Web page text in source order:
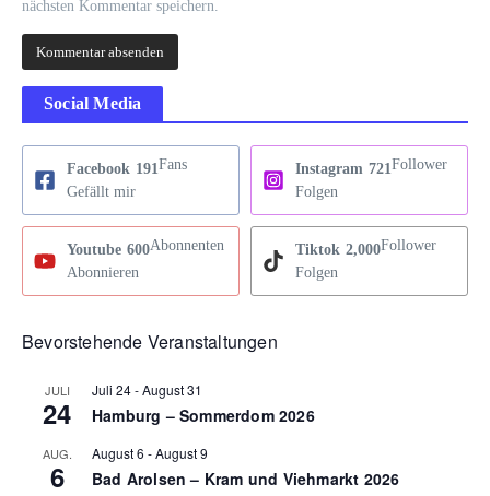
nächsten Kommentar speichern.
Social Media
Facebook 191Fans
Gefällt mir
Instagram 721Follower
Folgen
Youtube 600Abonnenten
Abonnieren
Tiktok 2,000Follower
Folgen
Bevorstehende Veranstaltungen
JULI
24
Juli 24-August 31
Hamburg – Sommerdom 2026
AUG.
6
August 6 -August 9
Bad Arolsen – Kram und Viehmarkt 2026